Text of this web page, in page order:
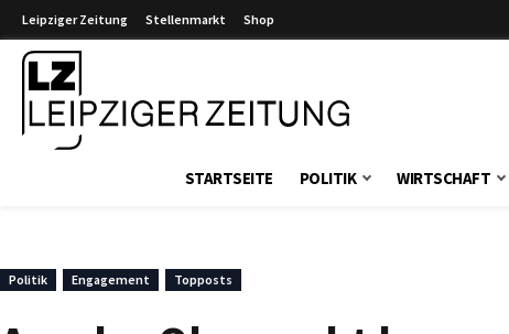
Leipziger Zeitung Stellenmarkt Shop
STARTSEITE POLITIK WIRTSCHAFT
Politik Engagement Topposts